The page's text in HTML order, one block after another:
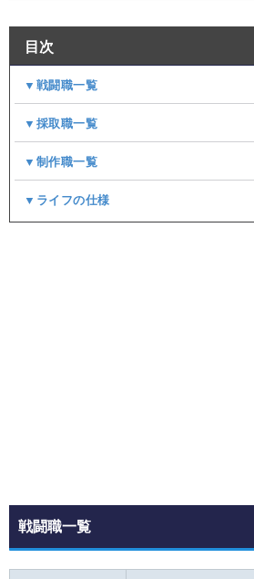
目次
▼戦闘職一覧
▼採取職一覧
▼制作職一覧
▼ライフの仕様
戦闘職一覧